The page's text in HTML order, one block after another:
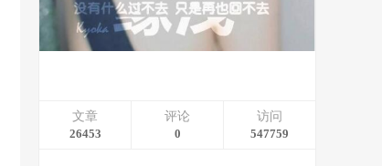
文章
26453
评论
0
访问
547759